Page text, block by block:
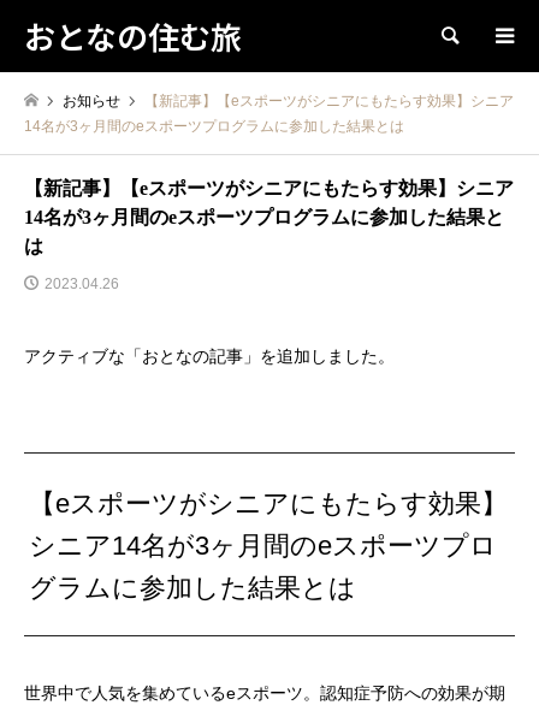
おとなの住む旅 検索
お知らせ
【新記事】【eスポーツがシニアにもたらす効果】シニア
14名が3ヶ月間のeスポーツプログラムに参加した結果とは
【新記事】【eスポーツがシニアにもたらす効果】シニア
14名が3ヶ月間のeスポーツプログラムに参加した結果と
は
2023.04.26
アクティブな「おとなの記事」を追加しました。
【eスポーツがシニアにもたらす効果】
シニア14名が3ヶ月間のeスポーツプロ
グラムに参加した結果とは
世界中で人気を集めているeスポーツ。認知症予防への効果が期